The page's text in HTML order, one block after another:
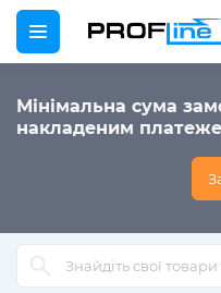
Мінімальна сума
накладеним